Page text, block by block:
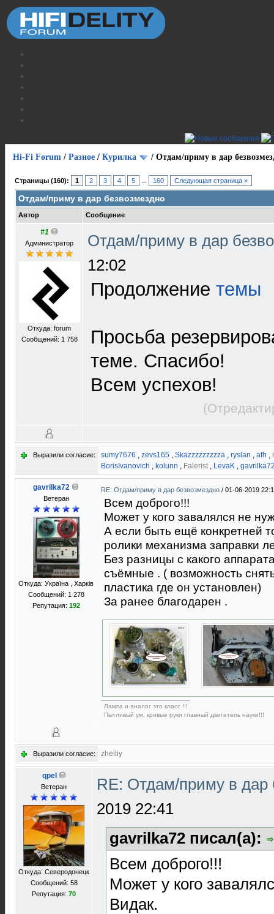
Hi-Fi Forum / Разное / Курилка / Отдам/приму в дар
Страницы (160): 1 2 3 4 5 160 Следующая страница »
Отдам/приму в дар безвозмездно
Автор Сообщение
#1
Администратор
Откуда: forum
Сообщений: 1 758
Отдам/приму в дар
12:02
Продолжение темы
Просьба
теме. Спасибо!
Всем успехов!
Выразили согласие: sumy7676 , zevs165 , Skazzzzzzzzza , ryslan , afh ,
BorisIvanovich , kolunn , Falerist, LevaK ,
gavrilka72
Ветеран
Откуда: Україна , Харків
Сообщений: 1 278
Репутация: 192
RE: Отдам/приму в дар безвозмездно / 01-06-2019
Всем доброго!!!
Может у кого завалялся не
А если быть ещё конкретней
ролики механизма заправки
Без разницы с какого
съёмные . ( возможность
пластика где он установлен)
За ранее благодарен .
Лампа и аналог это класс !!!
Пытливый ум, кривые руки главный двигатель науки!!!
Выразили согласие: zheltiy
qpel
Ветеран
Откуда: Северодонецк
Сообщений: 58
Репутация: 70
RE: Отдам/приму в дар
2019 22:41
gavrilka72 писал(а):
Всем доброго!!!
Может у кого
Видак.